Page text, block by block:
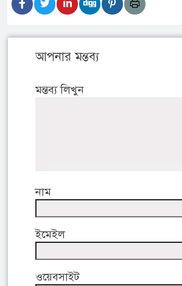
আপনার মন্তব্য
মন্তব্য লিখুন
নাম
ইমেইল
ওয়েবসাইট